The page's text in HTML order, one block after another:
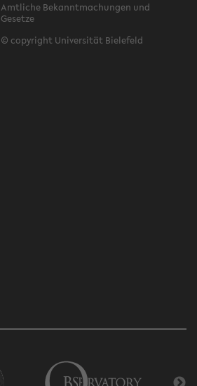
Amtliche Bekanntmachungen und
Gesetze
© copyright Universität Bielefeld